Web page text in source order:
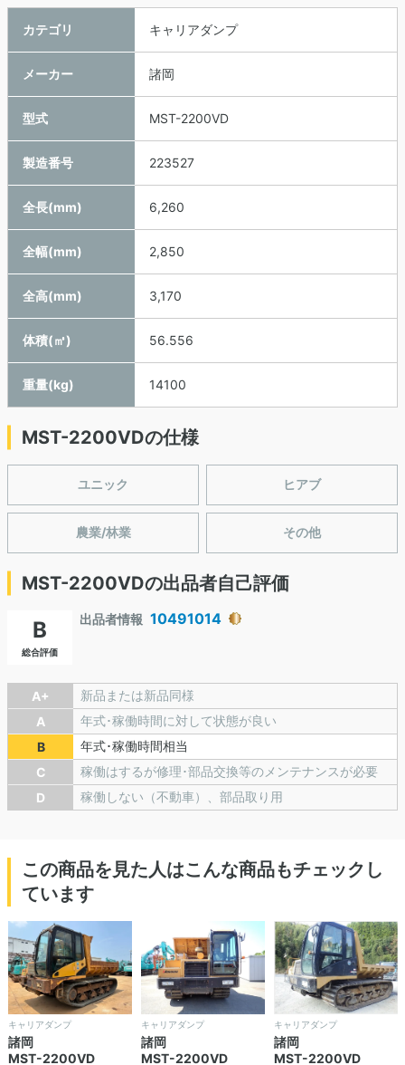
カテゴリ キャリアダンプ
メーカー 諸岡
型式 MST-2200VD
製造番号 223527
全長(mm) 6,260
全幅(mm) 2,850
全高(mm) 3,170
体積(㎥) 56.556
重量(kg) 14100
MST-2200VDの仕様
ユニック ヒアブ
農業/林業 その他
MST-2200VDの出品者自己評価
B
総合評価
出品者情報 10491014
A+
新品または新品同様
A
年式･稼働時間に対して状態が良い
B
年式･稼働時間相当
C
稼働はするが修理･部品交換等のメンテナンスが必要
D
稼働しない（不動車）、部品取り用
この商品を見た人はこんな商品もチェックし
ています
キャリアダンプ
諸岡
MST-2200VD
キャリアダンプ
諸岡
MST-2200VD
キャリアダンプ
諸岡
MST-2200VD